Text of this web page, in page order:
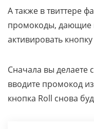
А также в твиттере
промокоды, дающие
активировать
Сначала вы делаете
вводите промокод
кнопка Roll снова